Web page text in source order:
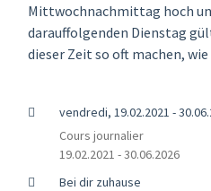
Mittwochnachmittag hoch
darauffolgenden Dienstag
dieser Zeit so oft machen,
vendredi, 19.02.2021 -
Cours journalier
19.02.2021 - 30.06.2026
Bei dir zuhause